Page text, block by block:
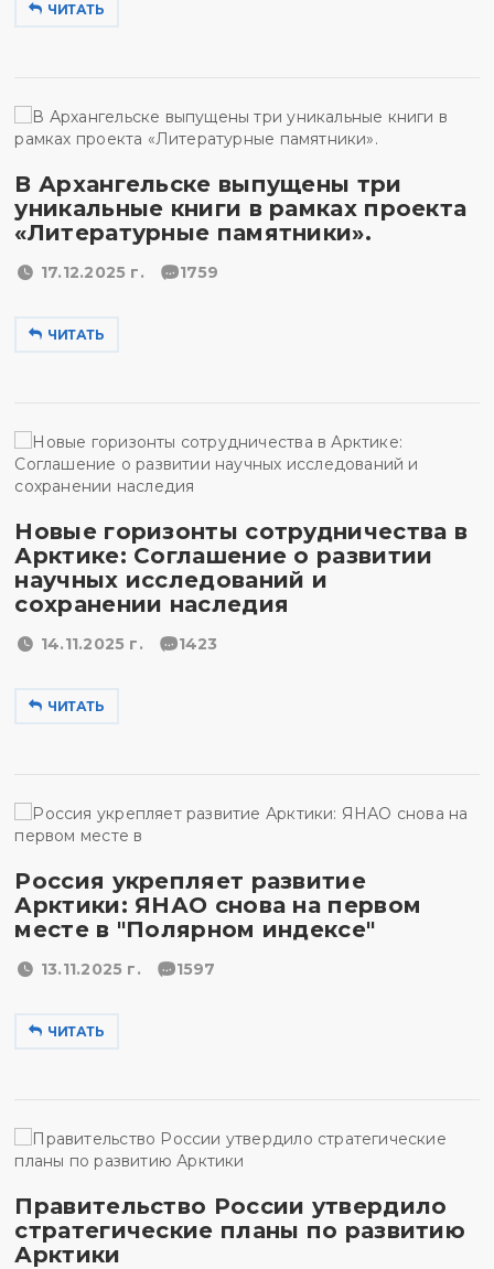
ЧИТАТЬ
В Архангельске выпущены три
уникальные книги в рамках проекта
«Литературные памятники».
17.12.2025 г. 1759
ЧИТАТЬ
Новые горизонты сотрудничества в
Арктике: Соглашение о развитии
научных исследований и
сохранении наследия
14.11.2025 г. 1423
ЧИТАТЬ
Россия укрепляет развитие
Арктики: ЯНАО снова на первом
месте в "Полярном индексе"
13.11.2025 г. 1597
ЧИТАТЬ
Правительство России утвердило
стратегические планы по развитию
Арктики